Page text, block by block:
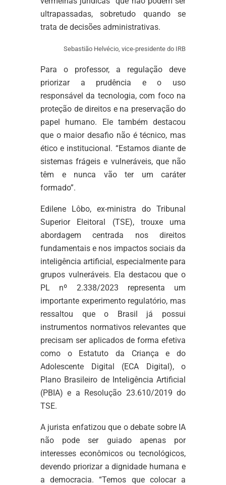
ultrapassadas, sobretudo quando se
trata de decisões administrativas.
Sebastião Helvécio, vice-presidente do IRB
Para o professor, a regulação deve
priorizar a prudência e o uso
responsável da tecnologia, com foco na
proteção de direitos e na preservação do
papel humano. Ele também destacou
que o maior desafio não é técnico, mas
ético e institucional. “Estamos diante de
sistemas frágeis e vulneráveis, que não
têm e nunca vão ter um caráter
formado”.
Edilene Lôbo, ex-ministra do Tribunal
Superior Eleitoral (TSE), trouxe uma
abordagem centrada nos direitos
fundamentais e nos impactos sociais da
inteligência artificial, especialmente para
grupos vulneráveis. Ela destacou que o
PL nº 2.338/2023 representa um
importante experimento regulatório, mas
ressaltou que o Brasil já possui
instrumentos normativos relevantes que
precisam ser aplicados de forma efetiva
como o Estatuto da Criança e do
Adolescente Digital (ECA Digital), o
Plano Brasileiro de Inteligência Artificial
(PBIA) e a Resolução 23.610/2019 do
TSE.
A jurista enfatizou que o debate sobre IA
não pode ser guiado apenas por
interesses econômicos ou tecnológicos,
devendo priorizar a dignidade humana e
a democracia. “Temos que colocar a